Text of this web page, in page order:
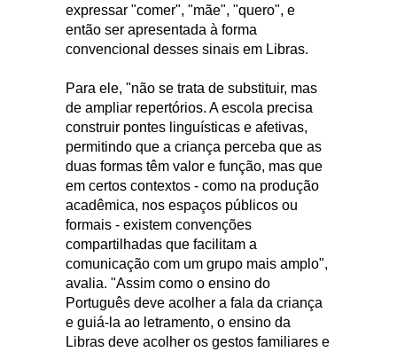
expressar "comer", "mãe", "quero", e
então ser apresentada à forma
convencional desses sinais em Libras.
Para ele, "não se trata de substituir, mas
de ampliar repertórios. A escola precisa
construir pontes linguísticas e afetivas,
permitindo que a criança perceba que as
duas formas têm valor e função, mas que
em certos contextos - como na produção
acadêmica, nos espaços públicos ou
formais - existem convenções
compartilhadas que facilitam a
comunicação com um grupo mais amplo",
avalia. "Assim como o ensino do
Português deve acolher a fala da criança
e guiá-la ao letramento, o ensino da
Libras deve acolher os gestos familiares e